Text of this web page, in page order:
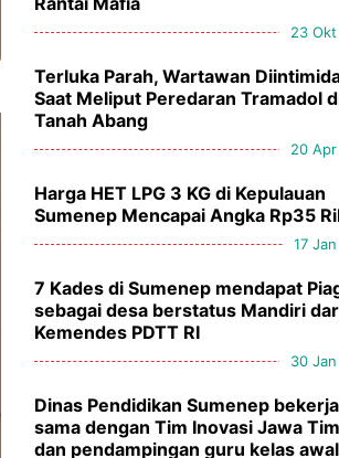
23
Terluka Parah, Wartawan
Saat Meliput Peredaran Tramadol
Tanah Abang
20
Harga HET LPG 3 KG di Kepulauan
Sumenep Mencapai Angka Rp35
17
7 Kades di Sumenep mendapat
sebagai desa berstatus Mandiri
Kemendes PDTT RI
30
Dinas Pendidikan Sumenep bekerja
sama dengan Tim Inovasi Jawa
dan pendampingan guru kelas awal